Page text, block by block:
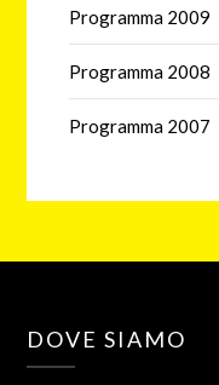
Programma 2009
Programma 2008
Programma 2007
DOVE SIAMO